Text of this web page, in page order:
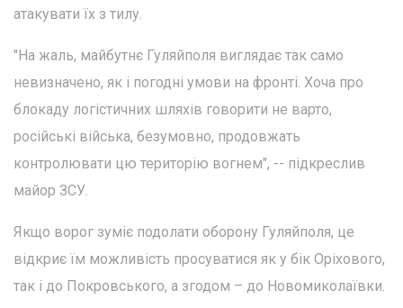
атакувати їх з тилу.
"На жаль, майбутнє Гуляйполя виглядає так само
невизначено, як і погодні умови на фронті. Хоча про
блокаду логістичних шляхів говорити не варто,
російські війська, безумовно, продовжать
контролювати цю територію вогнем", -- підкреслив
майор ЗСУ.
Якщо ворог зуміє подолати оборону Гуляйполя, це
відкриє їм можливість просуватися як у бік Оріхового,
так і до Покровського, а згодом – до Новомиколаївки.